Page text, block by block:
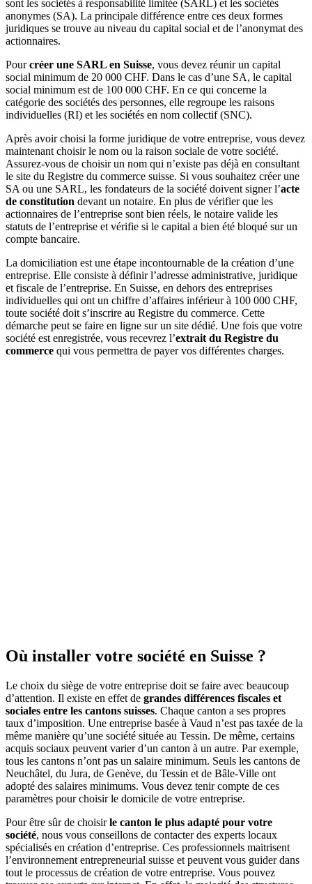
sont les sociétés à responsabilité limitée (SARL) et les sociétés
anonymes (SA). La principale différence entre ces deux formes
juridiques se trouve au niveau du capital social et de l’anonymat des
actionnaires.
Pourcréer une SARL en Suisse, vous devez réunir un capital
social minimum de 20 000 CHF. Dans le cas d’une SA, le capital
social minimum est de 100 000 CHF. En ce qui concerne la
catégorie des sociétés des personnes, elle regroupe les raisons
individuelles (RI) et les sociétés en nom collectif (SNC).
Après avoir choisi la forme juridique de votre entreprise, vous devez
maintenant choisir le nom ou la raison sociale de votre société.
Assurez-vous de choisir un nom qui n’existe pas déjà en consultant
le site du Registre du commerce suisse. Si vous souhaitez créer une
SA ou une SARL, les fondateurs de la société doivent signer l’acte
de constitution devant un notaire. En plus de vérifier que les
actionnaires de l’entreprise sont bien réels, le notaire valide les
statuts de l’entreprise et vérifie si le capital a bien été bloqué sur un
compte bancaire.
La domiciliation est une étape incontournable de la création d’une
entreprise. Elle consiste à définir l’adresse administrative, juridique
et fiscale de l’entreprise. En Suisse, en dehors des entreprises
individuelles qui ont un chiffre d’affaires inférieur à 100 000 CHF,
toute société doit s’inscrire au Registre du commerce. Cette
démarche peut se faire en ligne sur un site dédié. Une fois que votre
société est enregistrée, vous recevrez l’extrait du Registre du
commerce qui vous permettra de payer vos différentes charges.
Où installer votre société en Suisse ?
Le choix du siège de votre entreprise doit se faire avec beaucoup
d’attention. Il existe en effet de grandes différences fiscales et
sociales entre les cantons suisses. Chaque canton a ses propres
taux d’imposition. Une entreprise basée à Vaud n’est pas taxée de la
même manière qu’une société située au Tessin. De même, certains
acquis sociaux peuvent varier d’un canton à un autre. Par exemple,
tous les cantons n’ont pas un salaire minimum. Seuls les cantons de
Neuchâtel, du Jura, de Genève, du Tessin et de Bâle-Ville ont
adopté des salaires minimums. Vous devez tenir compte de ces
paramètres pour choisir le domicile de votre entreprise.
Pour être sûr de choisirle canton le plus adapté pour votre
société, nous vous conseillons de contacter des experts locaux
spécialisés en création d’entreprise. Ces professionnels maitrisent
l’environnement entrepreneurial suisse et peuvent vous guider dans
tout le processus de création de votre entreprise. Vous pouvez